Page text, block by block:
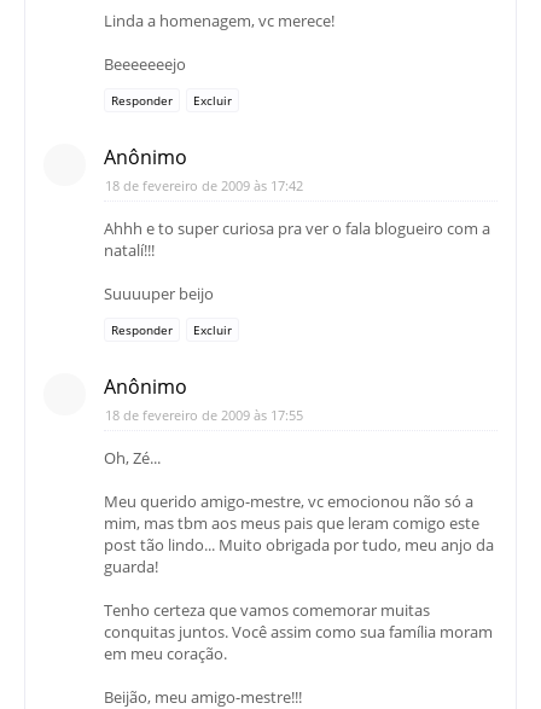
Linda a homenagem, vc merece!
Beeeeeeejo
Responder Excluir
Anônimo
18 de fevereiro de 2009 às 17:42
Ahhh e to super curiosa pra ver o fala blogueiro com a
natalí!!!
Suuuuper beijo
Responder Excluir
Anônimo
18 de fevereiro de 2009 às 17:55
Oh, Zé...
Meu querido amigo-mestre, vc emocionou não só a
mim, mas tbm aos meus pais que leram comigo este
post tão lindo... Muito obrigada por tudo, meu anjo da
guarda!
Tenho certeza que vamos comemorar muitas
conquitas juntos. Você assim como sua família moram
em meu coração.
Beijão, meu amigo-mestre!!!